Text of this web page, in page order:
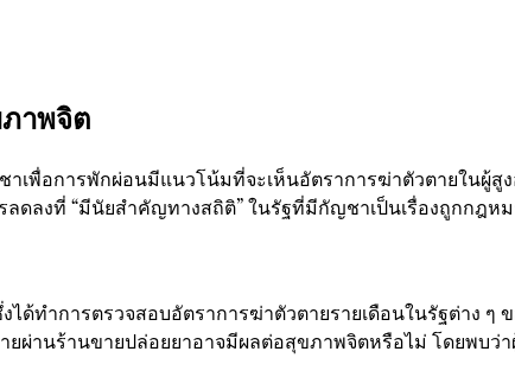
าพจิต
พื่อการพักผ่อนมีแนวโน้มที่จะเห็นอัตราการฆ่าตัวตายในผู้สูง
ดลงที่ “มีนัยสำคัญทางสถิติ” ในรัฐที่มีกัญชาเป็นเรื่องถูกกฎห
ด้ทำการตรวจสอบอัตราการฆ่าตัวตายรายเดือนในรัฐต่าง ๆ
ยผ่านร้านขายปล่อยยาอาจมีผลต่อสุขภาพจิตหรือไม่ โดยพบว่